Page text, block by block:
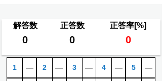
解答数 正答数 正答率[%]
0 0 0
1 ― 2 ― 3 ― 4 ― 5 ―